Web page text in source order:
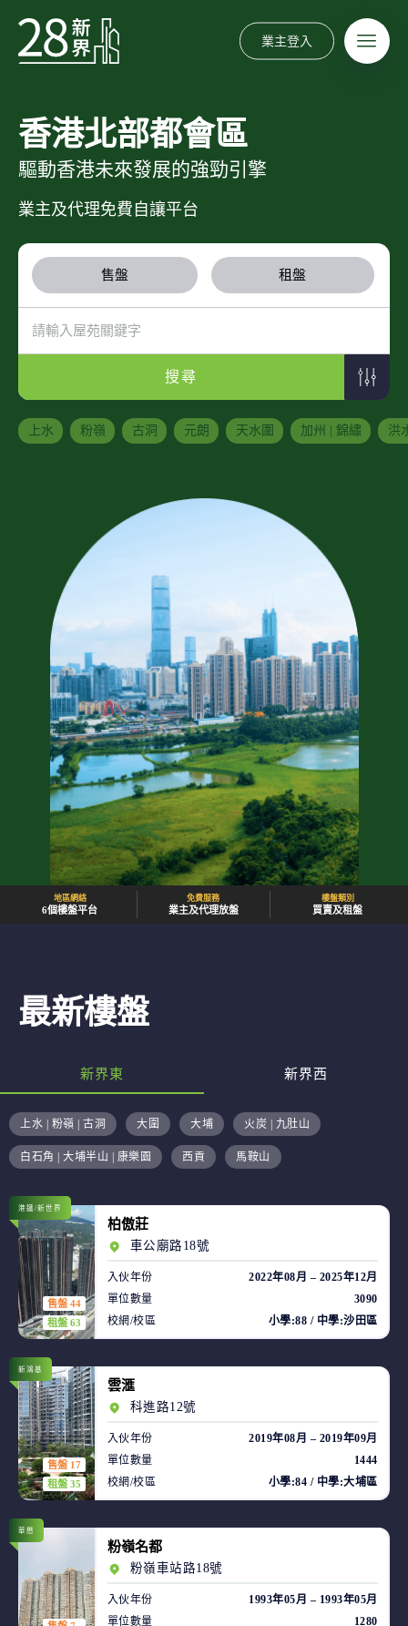
業主登入
香港北部都會區
驅動香港未來發展的強勁引擎
業主及代理免費自讓平台
售盤 租盤
搜尋
上水 粉嶺 古洞 元朗 天水圍 加州 | 錦繡 洪
地區網絡
6個樓盤平台
免費服務
業主及代理放盤
樓盤類別
買賣及租盤
最新樓盤
新界東 新界西
上水 | 粉嶺 | 古洞 大圍 大埔 火炭 | 九肚山
白石角 | 大埔半山 | 康樂園 西貢 馬鞍山
售盤 44
租盤 63
港鐵/新世界
柏傲莊
車公廟路18號
入伙年份
2022年08月 – 2025年12月
單位數量
3090
校網/校區
小學:88 / 中學:沙田區
售盤 17
租盤 35
新鴻基
雲滙
科進路12號
入伙年份
2019年08月 – 2019年09月
單位數量
1444
校網/校區
小學:84 / 中學:大埔區
華懋
粉嶺名都
粉嶺車站路18號
入伙年份
1993年05月 – 1993年05月
單位數量
1280